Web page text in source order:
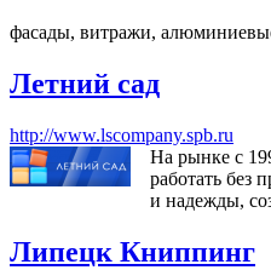
фасады, витражи,
Летний сад
http://www.lscompany.spb.ru
На рынке с
работать без
и надежды,
Липецк Книппинг